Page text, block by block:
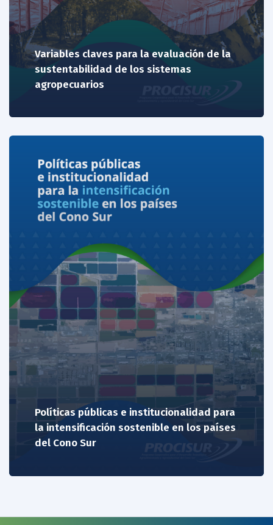
Variables claves para la evaluación de la
sustentabilidad de los sistemas
agropecuarios
Políticas públicas e institucionalidad para
la intensificación sostenible en los países
del Cono Sur